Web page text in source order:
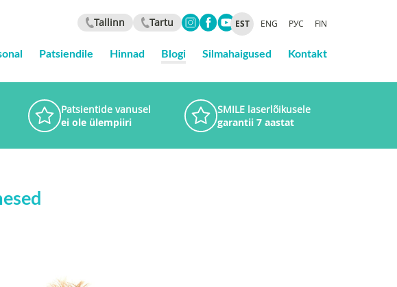
Tallinn Tartu EST ENG РУС FIN
Patsiendile Hinnad Blogi Silmahaigused Kontakt
Patsientide vanusel
ei ole ülempiiri
SMILE laserlõikusele
garantii 7 aastat